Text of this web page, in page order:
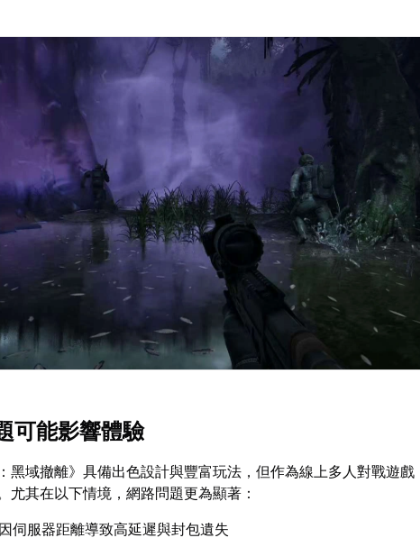
可能影響體驗
黑域撤離》具備出色設計與豐富玩法，但作為線上多人對戰遊戲
尤其在以下情境，網路問題更為顯著：
伺服器距離導致高延遲與封包遺失